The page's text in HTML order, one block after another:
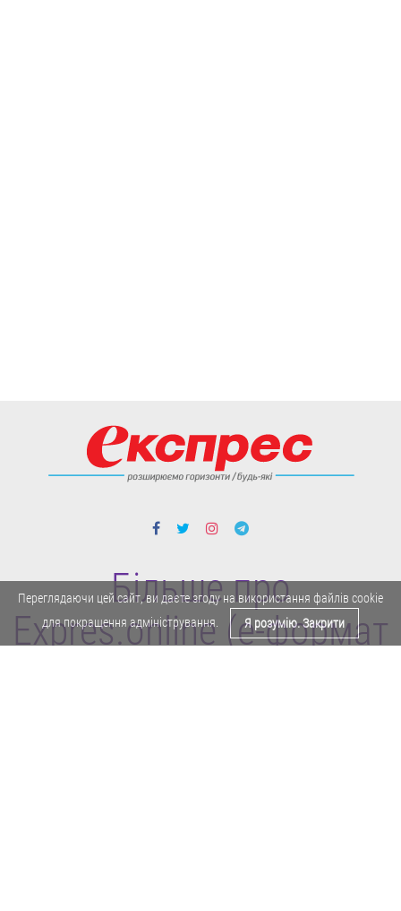
Більше про
Expres.online (e-формат
Переглядаючи цей сайт, ви даєте згоду на використання файлів cookie
для покращення адміністрування.
Я розумію. Закрити